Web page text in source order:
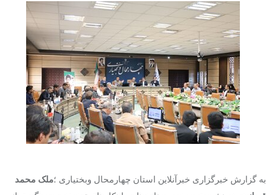
تبلیغات راه نو نیوز
آوین دیلی
تک کده
پایگاه خبری آبان
خرید موتور ایمپلنت
به گزارش خبرگزاری خبرآنلاین استان چهارمحال وبختیاری ؛ملک محمد